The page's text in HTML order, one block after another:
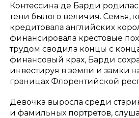
Контессина де Барди
тени былого величия. Семья,
кредитовала английских
финансировала крестовые
трудом сводила концы с
финансовый крах, Барди
инвестируя в земли и замки
границах Флорентийской
Девочка выросла среди
и фамильных портретов,